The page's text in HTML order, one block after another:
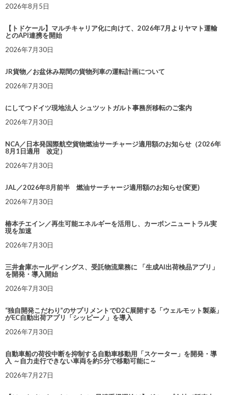
2026年8月5日
【トドケール】マルチキャリア化に向けて、2026年7月よりヤマト運輸
とのAPI連携を開始
2026年7月30日
JR貨物／お盆休み期間の貨物列車の運転計画について
2026年7月30日
にしてつドイツ現地法人 シュツットガルト事務所移転のご案内
2026年7月30日
NCA／日本発国際航空貨物燃油サーチャージ適用額のお知らせ（2026年
8月1日適用 改定）
2026年7月30日
JAL／2026年8月前半 燃油サーチャージ適用額のお知らせ(変更)
2026年7月30日
椿本チエイン／再生可能エネルギーを活用し、カーボンニュートラル実
現を加速
2026年7月30日
三井倉庫ホールディングス、受託物流業務に 「生成AI出荷検品アプリ」
を開発・導入開始
2026年7月30日
“独自開発こだわり”のサプリメントでD2C展開する「ウェルモット製薬」
がEC自動出荷アプリ「シッピーノ」を導入
2026年7月30日
自動車船の荷役中断を抑制する自動車移動用「スケーター」を開発・導
入 ～自力走行できない車両を約5分で移動可能に～
2026年7月27日